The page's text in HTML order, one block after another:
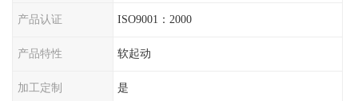
产品认证 ISO9001：2000
产品特性 软起动
加工定制 是